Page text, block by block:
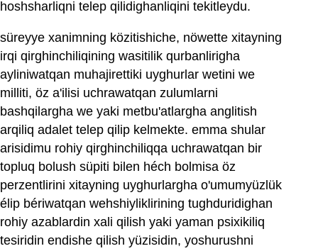
hoshsharliqni telep qilidighanliqini tekitleydu.
süreyye xanimning közitishiche, nöwette xitayning
irqi qirghinchiliqining wasitilik qurbanlirigha
ayliniwatqan muhajirettiki uyghurlar wetini we
milliti, öz a'ilisi uchrawatqan zulumlarni
bashqilargha we yaki metbu'atlargha anglitish
arqiliq adalet telep qilip kelmekte. emma shular
arisidimu rohiy qirghinchiliqqa uchrawatqan bir
topluq bolush süpiti bilen héch bolmisa öz
perzentlirini xitayning uyghurlargha o'umumyüzlük
élip bériwatqan wehshiyliklirining tughduridighan
rohiy azablardin xali qilish yaki yaman psixikiliq
tesiridin endishe qilish yüzisidin, yoshurushni